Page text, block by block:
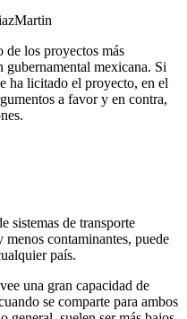
de los proyectos más
mexicana. Si
ha licitado el proyecto, en el
a favor y en contra,
sistemas de transporte
contaminantes, puede
país.
una gran capacidad de
se comparte para ambos